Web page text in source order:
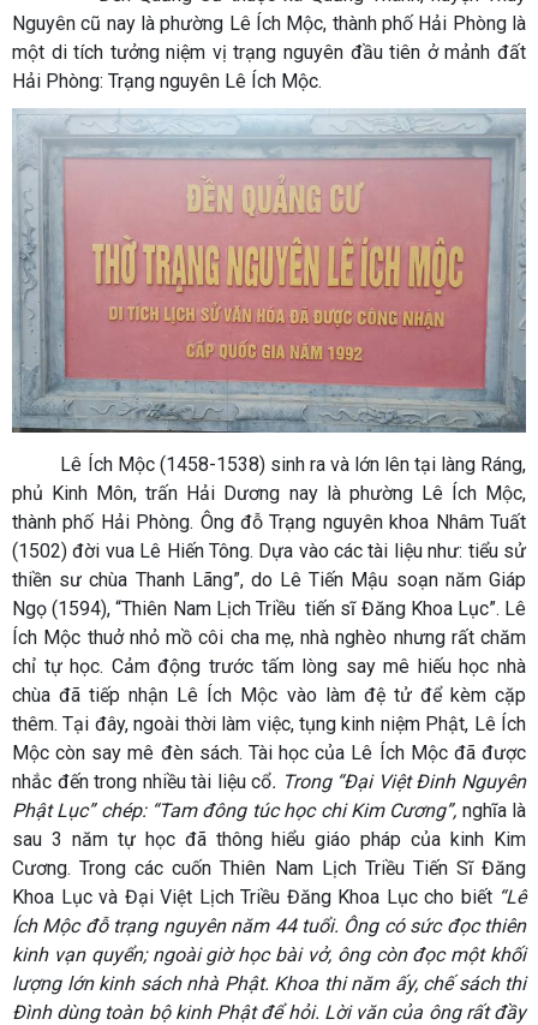
Nguyên cũ nay là phường Lê Ích Mộc, thành phố Hải Phòng là
một di tích tưởng niệm vị trạng nguyên đầu tiên ở mảnh đất
Hải Phòng: Trạng nguyên Lê Ích Mộc.
Lê Ích Mộc (1458-1538) sinh ra và lớn lên tại làng Ráng,
phủ Kinh Môn, trấn Hải Dương nay là phường Lê Ích Mộc,
thành phố Hải Phòng. Ông đỗ Trạng nguyên khoa Nhâm Tuất
(1502) đời vua Lê Hiến Tông. Dựa vào các tài liệu như: tiểu sử
thiền sư chùa Thanh Lãng”, do Lê Tiến Mậu soạn năm Giáp
Ngọ (1594), “Thiên Nam Lịch Triều tiến sĩ Đăng Khoa Lục”. Lê
Ích Mộc thuở nhỏ mồ côi cha mẹ, nhà nghèo nhưng rất chăm
chỉ tự học. Cảm động trước tấm lòng say mê hiếu học nhà
chùa đã tiếp nhận Lê Ích Mộc vào làm đệ tử để kèm cặp
thêm. Tại đây, ngoài thời làm việc, tụng kinh niệm Phật, Lê Ích
Mộc còn say mê đèn sách. Tài học của Lê Ích Mộc đã được
nhắc đến trong nhiều tài liệu cổ. Trong “Đại Việt Đinh Nguyên
Phật Lục” chép: “Tam đông túc học chi Kim Cương”, nghĩa là
sau 3 năm tự học đã thông hiểu giáo pháp của kinh Kim
Cương. Trong các cuốn Thiên Nam Lịch Triều Tiến Sĩ Đăng
Khoa Lục và Đại Việt Lịch Triều Đăng Khoa Lục cho biết“Lê
Ích Mộc đỗ trạng nguyên năm 44 tuổi. Ông có sức đọc thiên
kinh vạn quyển; ngoài giờ học bài vở, ông còn đọc một khối
lượng lớn kinh sách nhà Phật. Khoa thi năm ấy, chế sách thi
Đình dùng toàn bộ kinh Phật để hỏi. Lời văn của ông rất đầy